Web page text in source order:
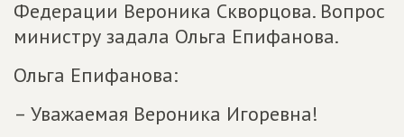
Федерации Вероника Скворцова. Вопрос
министру задала Ольга Епифанова.
Ольга Епифанова:
– Уважаемая Вероника Игоревна!